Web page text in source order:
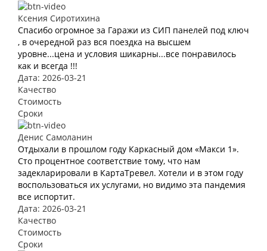
Ксения Сиротихина
Спасибо огромное за Гаражи из СИП панелей под ключ
, в очередной раз вся поездка на высшем
уровне...цена и условия шикарны...все понравилось
как и всегда !!!
Дата: 2026-03-21
Качество
Стоимость
Сроки
Денис Самоланин
Отдыхали в прошлом году Каркасный дом «Макси 1».
Сто процентное соответствие тому, что нам
задекларировали в КартаТревел. Хотели и в этом году
воспользоваться их услугами, но видимо эта пандемия
все испортит.
Дата: 2026-03-21
Качество
Стоимость
Сроки